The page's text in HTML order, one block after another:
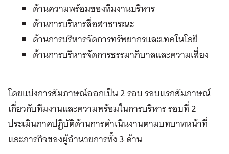
ด้านความพร้อมของทีมงานบริหาร
ด้านการบริหารสื่อสาธารณะ
ด้านการบริหารจัดการทรัพยากรและเทคโนโลยี
ด้านการบริหารจัดการธรรมาภิบาลและความเสี่ยง
โดยแบ่งการสัมภาษณ์ออกเป็น 2 รอบ รอบแรกสัมภาษณ์
เกี่ยวกับทีมงานและความพร้อมในการบริหาร รอบที่ 2
ประเมินภาคปฏิบัติด้านการดำเนินงานตามบทบาทหน้าที่
และภารกิจของผู้อำนวยการทั้ง 3 ด้าน